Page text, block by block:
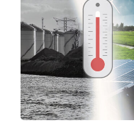
Search
for: